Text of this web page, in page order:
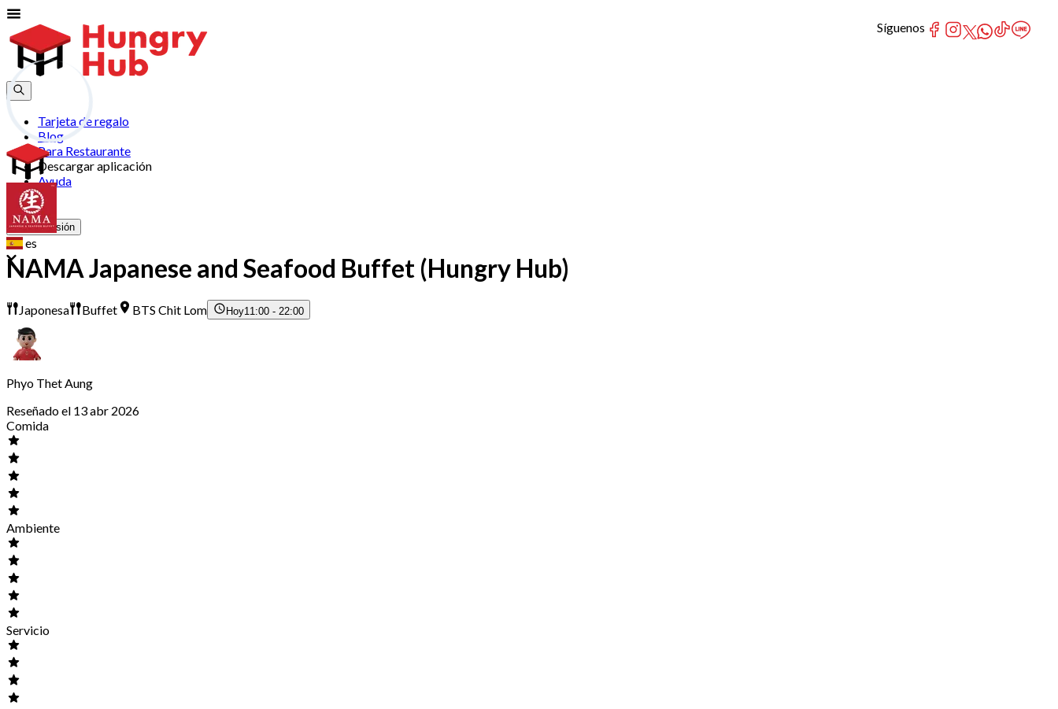
Tarjeta de regalo
Blog
Para Restaurante
Descargar aplicación
Ayuda
Unirse
Iniciar Sesión
es
NAMA Japanese and Seafood Buffet (Hungry Hub)
Japonesa Buffet BTS Chit Lom Hoy11:00 - 22:00
Phyo Thet Aung
Reseñado el 13 abr 2026
Comida
Ambiente
Servicio
Síguenos